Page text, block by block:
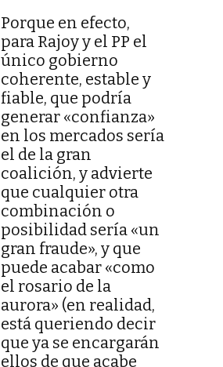
Porque en efecto,
para Rajoy y el PP el
único gobierno
coherente, estable y
fiable, que podría
generar «confianza»
en los mercados sería
el de la gran
coalición, y advierte
que cualquier otra
combinación o
posibilidad sería «un
gran fraude», y que
puede acabar «como
el rosario de la
aurora» (en realidad,
está queriendo decir
que ya se encargarán
ellos de que acabe